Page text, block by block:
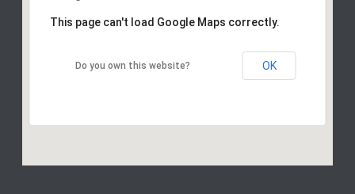
This page can't load Google Maps correctly.
Do you own this website? OK